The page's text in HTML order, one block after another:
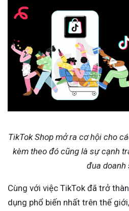
TikTok Shop mở ra cơ hội cho
kèm theo đó cũng là sự cạnh
đua doanh
Cùng với việc TikTok đã trở
dụng phổ biến nhất trên thế